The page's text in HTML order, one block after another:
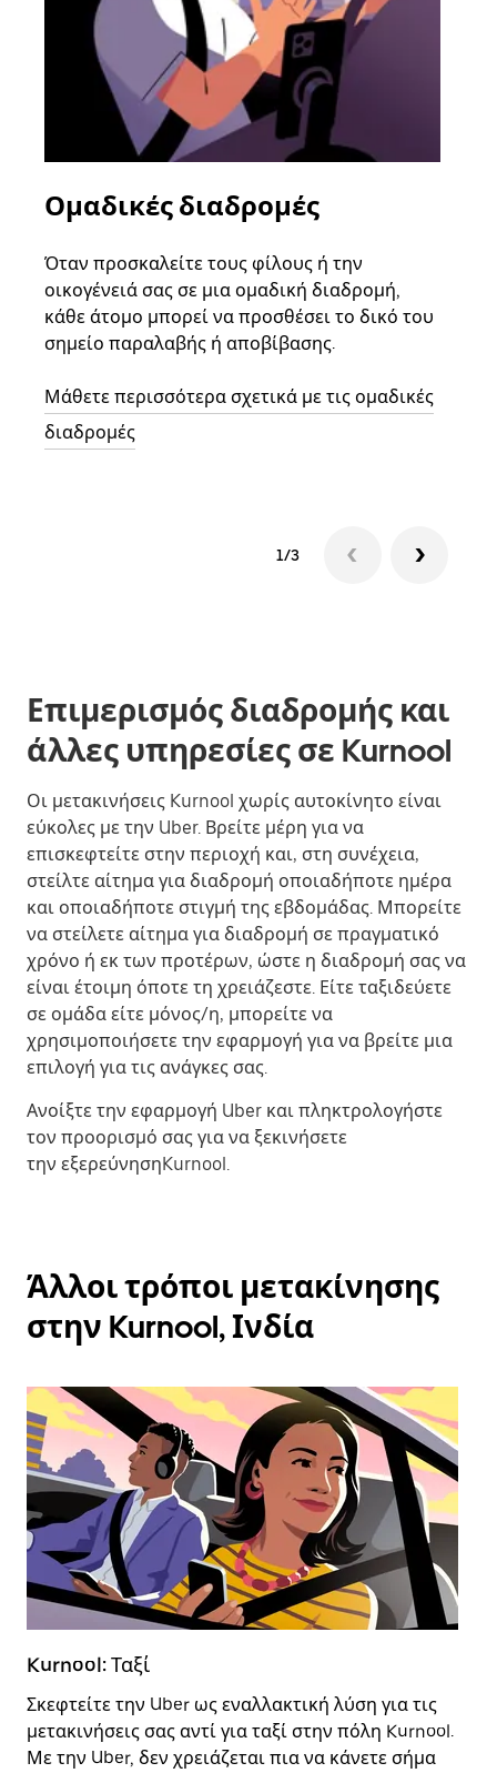
Ομαδικές διαδρομές
Όταν προσκαλείτε τους φίλους ή την
οικογένειά σας σε μια ομαδική διαδρομή,
κάθε άτομο μπορεί να προσθέσει το δικό του
σημείο παραλαβής ή αποβίβασης.
Μάθετε περισσότερα σχετικά με τις ομαδικές
διαδρομές
1/3
Επιμερισμός διαδρομής και
άλλες υπηρεσίες σε Kurnool
Οι μετακινήσεις Kurnool χωρίς αυτοκίνητο είναι
εύκολες με την Uber. Βρείτε μέρη για να
επισκεφτείτε στην περιοχή και, στη συνέχεια,
στείλτε αίτημα για διαδρομή οποιαδήποτε ημέρα
και οποιαδήποτε στιγμή της εβδομάδας. Μπορείτε
να στείλετε αίτημα για διαδρομή σε πραγματικό
χρόνο ή εκ των προτέρων, ώστε η διαδρομή σας να
είναι έτοιμη όποτε τη χρειάζεστε. Είτε ταξιδεύετε
σε ομάδα είτε μόνος/η, μπορείτε να
χρησιμοποιήσετε την εφαρμογή για να βρείτε μια
επιλογή για τις ανάγκες σας.
Ανοίξτε την εφαρμογή Uber και πληκτρολογήστε
τον προορισμό σας για να ξεκινήσετε
την εξερεύνησηKurnool.
Άλλοι τρόποι μετακίνησης
στην Kurnool, Ινδία
Kurnool: Ταξί
Σκεφτείτε την Uber ως εναλλακτική λύση για τις
μετακινήσεις σας αντί για ταξί στην πόλη Kurnool.
Με την Uber, δεν χρειάζεται πια να κάνετε σήμα